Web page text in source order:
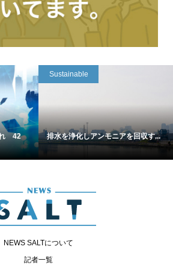
れ 42
Sustainable
排水を浄化しアンモニアを回収す...
NEWS SALTについて
記者一覧